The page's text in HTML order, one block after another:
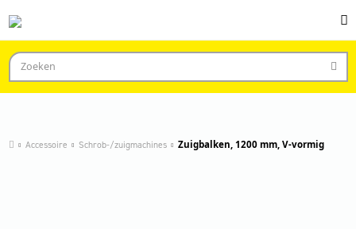
Accessoire Schrob-/zuigmachines Zuigbalken, 1200 mm, V-vormig